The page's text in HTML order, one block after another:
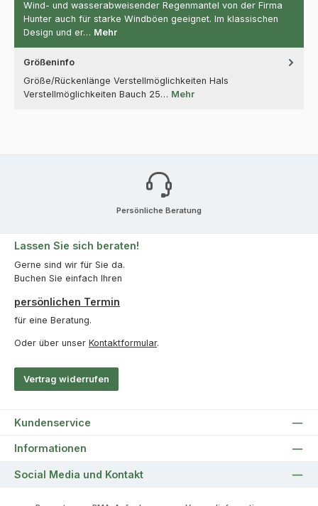
Wind- und wasserabweisender Regenmantel von der Firma
Hunter auch für starke Windböen geeignet. Im klassischen
Design und er… Mehr
Größeninfo
Größe/Rückenlänge Verstellmöglichkeiten Hals
Verstellmöglichkeiten Bauch 25… Mehr
Persönliche Beratung
Lassen Sie sich beraten!
Gerne sind wir für Sie da.
Buchen Sie einfach Ihren
persönlichen Termin
für eine Beratung.
Oder über unser Kontaktformular.
Vertrag widerrufen
Kundenservice
Informationen
Social Media und Kontakt